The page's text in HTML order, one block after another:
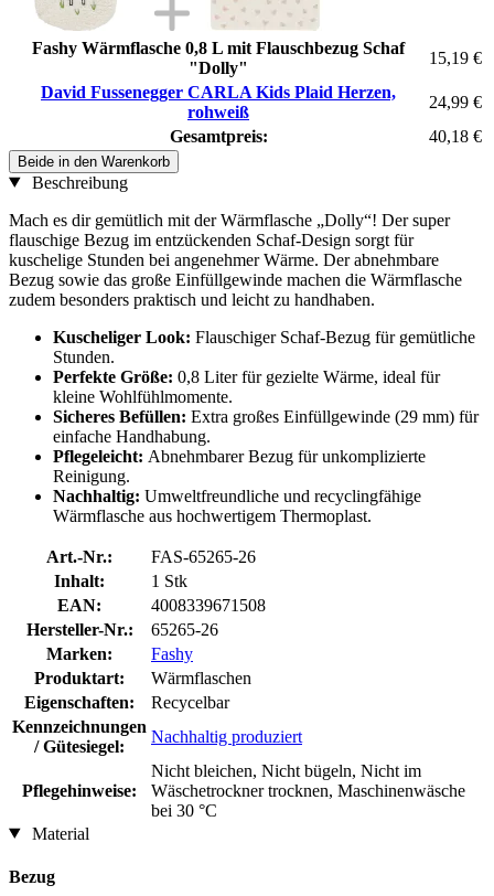
Fashy Wärmflasche 0,8 L mit Flauschbezug Schaf
"Dolly"
15,19 €
David Fussenegger CARLA Kids Plaid Herzen,
rohweiß
24,99 €
Gesamtpreis:
40,18 €
Beide in den Warenkorb
Beschreibung
Mach es dir gemütlich mit der Wärmflasche „Dolly“! Der super
flauschige Bezug im entzückenden Schaf-Design sorgt für
kuschelige Stunden bei angenehmer Wärme. Der abnehmbare
Bezug sowie das große Einfüllgewinde machen die Wärmflasche
zudem besonders praktisch und leicht zu handhaben.
Kuscheliger Look: Flauschiger Schaf-Bezug für gemütliche
Stunden.
Perfekte Größe: 0,8 Liter für gezielte Wärme, ideal für
kleine Wohlfühlmomente.
Sicheres Befüllen: Extra großes Einfüllgewinde (29 mm) für
einfache Handhabung.
Pflegeleicht: Abnehmbarer Bezug für unkomplizierte
Reinigung.
Nachhaltig: Umweltfreundliche und recyclingfähige
Wärmflasche aus hochwertigem Thermoplast.
Art.-Nr.:
FAS-65265-26
Inhalt:
1 Stk
EAN:
4008339671508
Hersteller-Nr.:
65265-26
Marken:
Fashy
Produktart:
Wärmflaschen
Eigenschaften:
Recycelbar
Kennzeichnungen
/ Gütesiegel:
Nachhaltig produziert
Pflegehinweise:
Nicht bleichen, Nicht bügeln, Nicht im
Wäschetrockner trocknen, Maschinenwäsche
bei 30 °C
Material
Bezug